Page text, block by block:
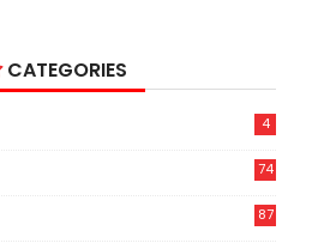
CATEGORIES
4
74
87